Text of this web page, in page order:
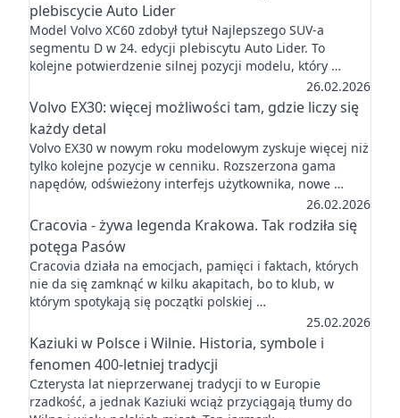
plebiscycie Auto Lider
Model Volvo XC60 zdobył tytuł Najlepszego SUV-a
segmentu D w 24. edycji plebiscytu Auto Lider. To
kolejne potwierdzenie silnej pozycji modelu, który …
26.02.2026
Volvo EX30: więcej możliwości tam, gdzie liczy się
każdy detal
Volvo EX30 w nowym roku modelowym zyskuje więcej niż
tylko kolejne pozycje w cenniku. Rozszerzona gama
napędów, odświeżony interfejs użytkownika, nowe …
26.02.2026
Cracovia - żywa legenda Krakowa. Tak rodziła się
potęga Pasów
Cracovia działa na emocjach, pamięci i faktach, których
nie da się zamknąć w kilku akapitach, bo to klub, w
którym spotykają się początki polskiej …
25.02.2026
Kaziuki w Polsce i Wilnie. Historia, symbole i
fenomen 400-letniej tradycji
Czterysta lat nieprzerwanej tradycji to w Europie
rzadkość, a jednak Kaziuki wciąż przyciągają tłumy do